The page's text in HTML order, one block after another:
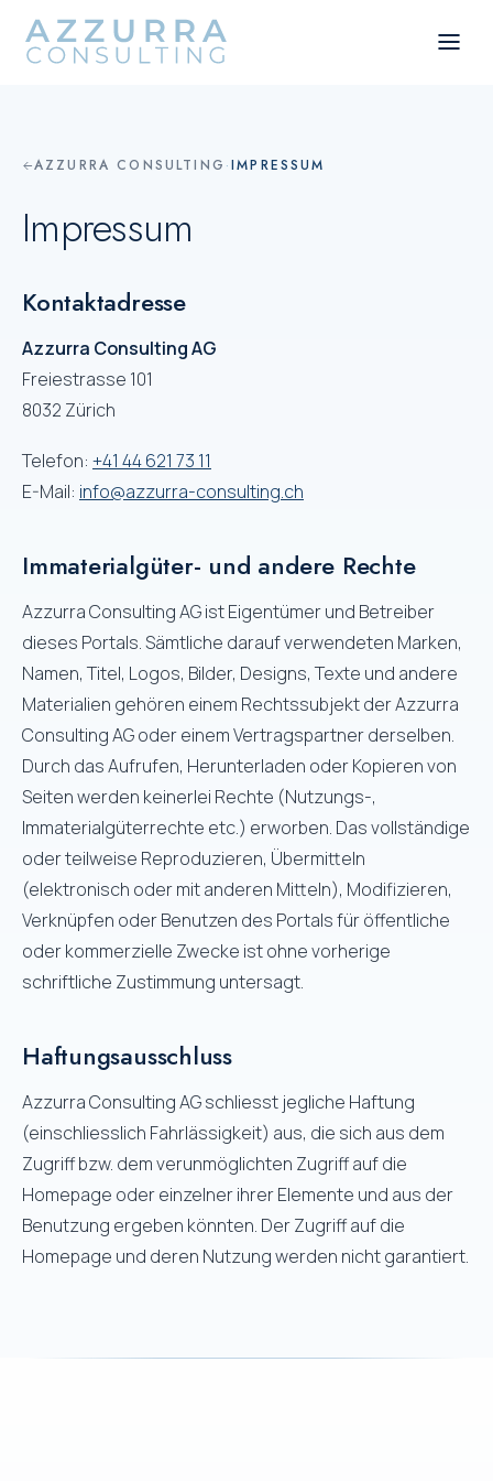
AZZURRA CONSULTING ·IMPRESSUM
Impressum
Kontaktadresse
Azzurra Consulting AG
Freiestrasse 101
8032 Zürich
Telefon: +41 44 621 73 11
E-Mail: info@azzurra-consulting.ch
Immaterialgüter- und andere Rechte
Azzurra Consulting AG ist Eigentümer und Betreiber
dieses Portals. Sämtliche darauf verwendeten Marken,
Namen, Titel, Logos, Bilder, Designs, Texte und andere
Materialien gehören einem Rechtssubjekt der Azzurra
Consulting AG oder einem Vertragspartner derselben.
Durch das Aufrufen, Herunterladen oder Kopieren von
Seiten werden keinerlei Rechte (Nutzungs-,
Immaterialgüterrechte etc.) erworben. Das vollständige
oder teilweise Reproduzieren, Übermitteln
(elektronisch oder mit anderen Mitteln), Modifizieren,
Verknüpfen oder Benutzen des Portals für öffentliche
oder kommerzielle Zwecke ist ohne vorherige
schriftliche Zustimmung untersagt.
Haftungsausschluss
Azzurra Consulting AG schliesst jegliche Haftung
(einschliesslich Fahrlässigkeit) aus, die sich aus dem
Zugriff bzw. dem verunmöglichten Zugriff auf die
Homepage oder einzelner ihrer Elemente und aus der
Benutzung ergeben könnten. Der Zugriff auf die
Homepage und deren Nutzung werden nicht garantiert.